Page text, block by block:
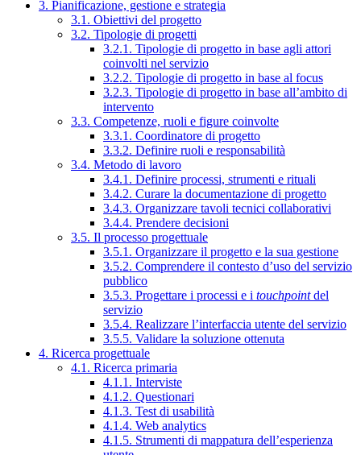
3. Pianificazione, gestione e strategia
3.1. Obiettivi del progetto
3.2. Tipologie di progetti
3.2.1. Tipologie di progetto in base agli attori
coinvolti nel servizio
3.2.2. Tipologie di progetto in base al focus
3.2.3. Tipologie di progetto in base all’ambito di
intervento
3.3. Competenze, ruoli e figure coinvolte
3.3.1. Coordinatore di progetto
3.3.2. Definire ruoli e responsabilità
3.4. Metodo di lavoro
3.4.1. Definire processi, strumenti e rituali
3.4.2. Curare la documentazione di progetto
3.4.3. Organizzare tavoli tecnici collaborativi
3.4.4. Prendere decisioni
3.5. Il processo progettuale
3.5.1. Organizzare il progetto e la sua gestione
3.5.2. Comprendere il contesto d’uso del servizio
pubblico
3.5.3. Progettare i processi e i touchpointdel
servizio
3.5.4. Realizzare l’interfaccia utente del servizio
3.5.5. Validare la soluzione ottenuta
4. Ricerca progettuale
4.1. Ricerca primaria
4.1.1. Interviste
4.1.2. Questionari
4.1.3. Test di usabilità
4.1.4. Web analytics
4.1.5. Strumenti di mappatura dell’esperienza